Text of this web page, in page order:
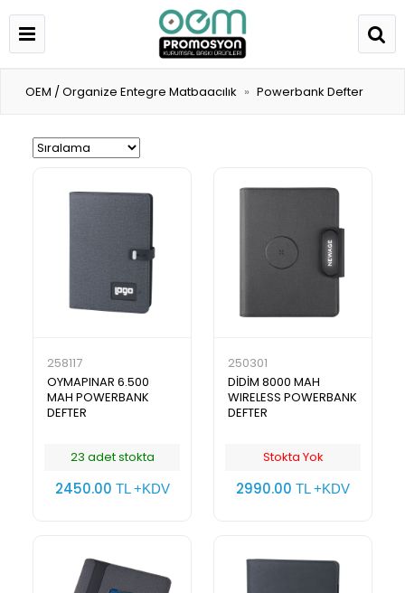
OEM / Organize Entegre Matbaacılık Powerbank Defter
258117
OYMAPINAR 6.500
MAH POWERBANK
DEFTER
23 adet stokta
2450.00 TL +KDV
250301
DİDİM 8000 MAH
WIRELESS POWERBANK
DEFTER
Stokta Yok
2990.00 TL +KDV